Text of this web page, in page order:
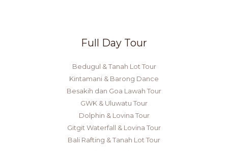
Full Day Tour
Bedugul & Tanah Lot Tour
Kintamani & Barong Dance
Besakih dan Goa Lawah Tour
GWK & Uluwatu Tour
Dolphin & Lovina Tour
Gitgit Waterfall & Lovina Tour
Bali Rafting & Tanah Lot Tour